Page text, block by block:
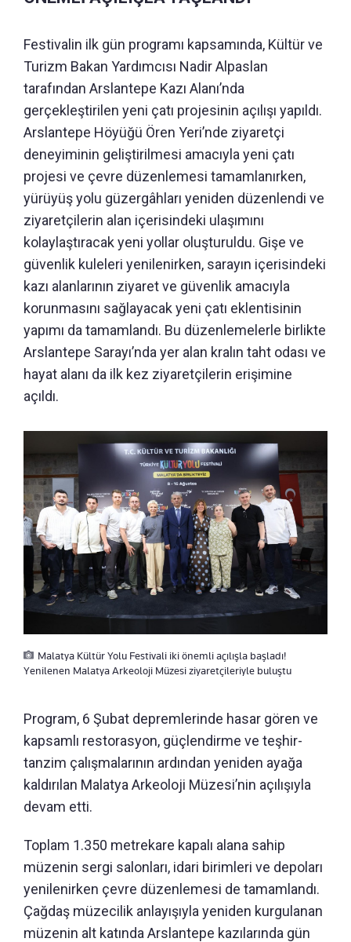
Festivalin ilk gün programı kapsamında, Kültür ve
Turizm Bakan Yardımcısı Nadir Alpaslan
tarafından Arslantepe Kazı Alanı’nda
gerçekleştirilen yeni çatı projesinin açılışı yapıldı.
Arslantepe Höyüğü Ören Yeri’nde ziyaretçi
deneyiminin geliştirilmesi amacıyla yeni çatı
projesi ve çevre düzenlemesi tamamlanırken,
yürüyüş yolu güzergâhları yeniden düzenlendi ve
ziyaretçilerin alan içerisindeki ulaşımını
kolaylaştıracak yeni yollar oluşturuldu. Gişe ve
güvenlik kuleleri yenilenirken, sarayın içerisindeki
kazı alanlarının ziyaret ve güvenlik amacıyla
korunmasını sağlayacak yeni çatı eklentisinin
yapımı da tamamlandı. Bu düzenlemelerle birlikte
Arslantepe Sarayı’nda yer alan kralın taht odası ve
hayat alanı da ilk kez ziyaretçilerin erişimine
açıldı.
Malatya Kültür Yolu Festivali iki önemli açılışla başladı!
Yenilenen Malatya Arkeoloji Müzesi ziyaretçileriyle buluştu
Program, 6 Şubat depremlerinde hasar gören ve
kapsamlı restorasyon, güçlendirme ve teşhir-
tanzim çalışmalarının ardından yeniden ayağa
kaldırılan Malatya Arkeoloji Müzesi’nin açılışıyla
devam etti.
Toplam 1.350 metrekare kapalı alana sahip
müzenin sergi salonları, idari birimleri ve depoları
yenilenirken çevre düzenlemesi de tamamlandı.
Çağdaş müzecilik anlayışıyla yeniden kurgulanan
müzenin alt katında Arslantepe kazılarında gün